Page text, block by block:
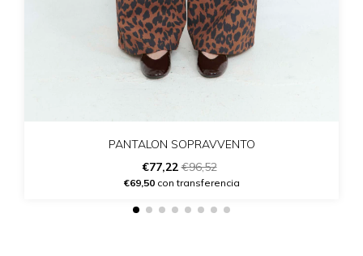
PANTALON SOPRAVVENTO
€77,22€96,52
€69,50con transferencia